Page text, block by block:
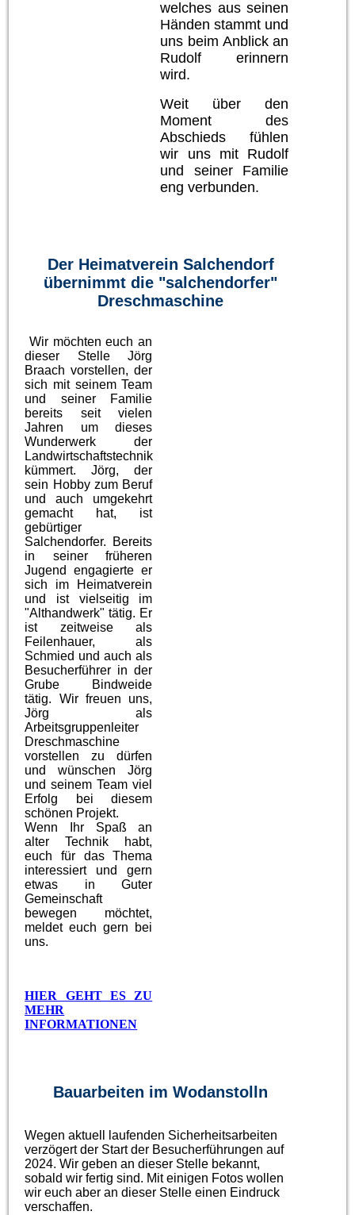
welches aus seinen
Händen stammt und
uns beim Anblick an
Rudolf erinnern
wird.
Weit über den
Moment des
Abschieds fühlen
wir uns mit Rudolf
und seiner Familie
eng verbunden.
Der Heimatverein Salchendorf
übernimmt die "salchendorfer"
Dreschmaschine
Wir möchten euch an
dieser Stelle Jörg
Braach vorstellen, der
sich mit seinem Team
und seiner Familie
bereits seit vielen
Jahren um dieses
Wunderwerk der
Landwirtschaftstechnik
kümmert. Jörg, der
sein Hobby zum Beruf
und auch umgekehrt
gemacht hat, ist
gebürtiger
Salchendorfer. Bereits
in seiner früheren
Jugend engagierte er
sich im Heimatverein
und ist vielseitig im
"Althandwerk" tätig. Er
ist zeitweise als
Feilenhauer, als
Schmied und auch als
Besucherführer in der
Grube Bindweide
tätig. Wir freuen uns,
Jörg als
Arbeitsgruppenleiter
Dreschmaschine
vorstellen zu dürfen
und wünschen Jörg
und seinem Team viel
Erfolg bei diesem
schönen Projekt.
Wenn Ihr Spaß an
alter Technik habt,
euch für das Thema
interessiert und gern
etwas in Guter
Gemeinschaft
bewegen möchtet,
meldet euch gern bei
uns.
HIER GEHT ES ZU
MEHR
INFORMATIONEN
Bauarbeiten im Wodanstolln
Wegen aktuell laufenden Sicherheitsarbeiten
verzögert der Start der Besucherführungen auf
2024. Wir geben an dieser Stelle bekannt,
sobald wir fertig sind. Mit einigen Fotos wollen
wir euch aber an dieser Stelle einen Eindruck
verschaffen.